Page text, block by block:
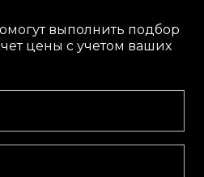
выполнить подбор
цены с учетом ваших